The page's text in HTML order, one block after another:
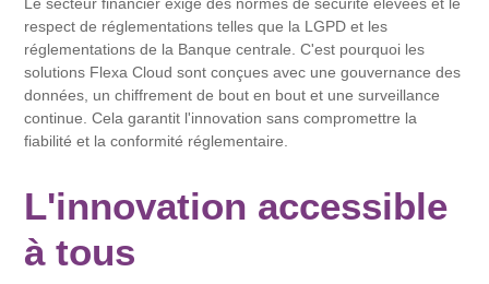
respect de réglementations telles que la LGPD et les
réglementations de la Banque centrale. C'est pourquoi les
solutions Flexa Cloud sont conçues avec une gouvernance des
données, un chiffrement de bout en bout et une surveillance
continue. Cela garantit l'innovation sans compromettre la
fiabilité et la conformité réglementaire.
L'innovation accessible
à tous